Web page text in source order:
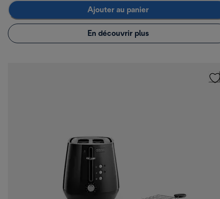
Ajouter au panier
En découvrir plus